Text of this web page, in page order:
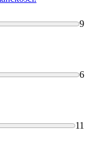
9
6
11